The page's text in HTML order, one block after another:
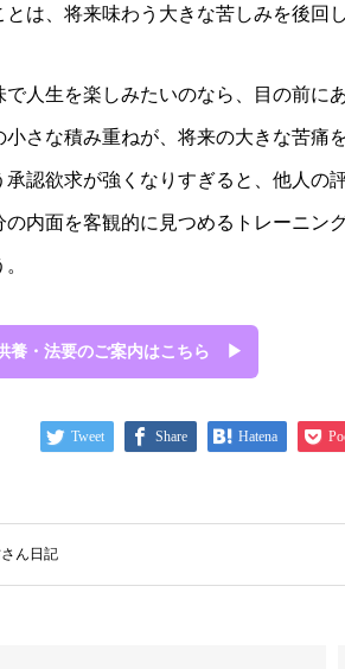
とは、将来味わう大きな苦しみを後回
で人生を楽しみたいのなら、目の前に
小さな積み重ねが、将来の大きな苦痛
承認欲求が強くなりすぎると、他人の
の内面を客観的に見つめるトレーニン
養・法要のご案内はこちら ▶
Tweet Share Hatena
ん日記